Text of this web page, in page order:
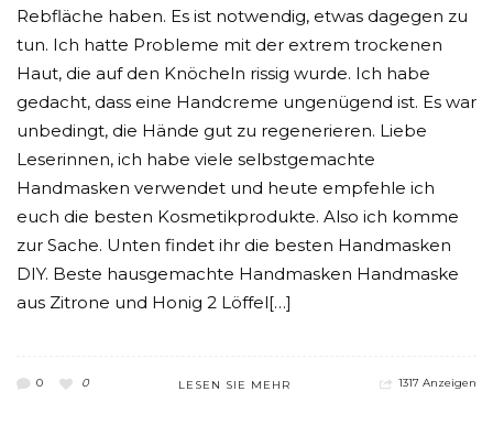
Rebfläche haben. Es ist notwendig, etwas dagegen zu
tun. Ich hatte Probleme mit der extrem trockenen
Haut, die auf den Knöcheln rissig wurde. Ich habe
gedacht, dass eine Handcreme ungenügend ist. Es war
unbedingt, die Hände gut zu regenerieren. Liebe
Leserinnen, ich habe viele selbstgemachte
Handmasken verwendet und heute empfehle ich
euch die besten Kosmetikprodukte. Also ich komme
zur Sache. Unten findet ihr die besten Handmasken
DIY. Beste hausgemachte Handmasken Handmaske
aus Zitrone und Honig 2 Löffel[…]
0 0 LESEN SIE MEHR 1317 Anzeigen